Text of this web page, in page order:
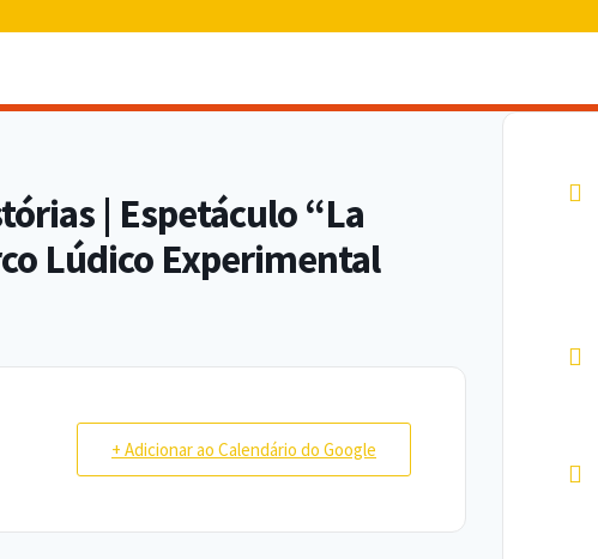
| Espetáculo “La
Lúdico Experimental
+ Adicionar ao Calendário do Google